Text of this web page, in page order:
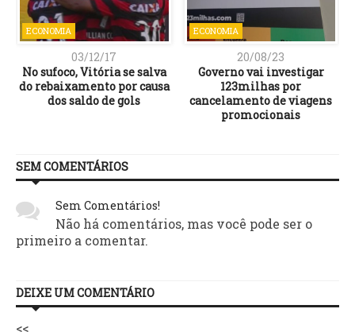
ECONOMIA
03/12/17
No sufoco, Vitória se salva
do rebaixamento por causa
dos saldo de gols
ECONOMIA
20/08/23
Governo vai investigar
123milhas por
cancelamento de viagens
promocionais
SEM COMENTÁRIOS
Sem Comentários!
Não há comentários, mas você pode ser o
primeiro a comentar.
DEIXE UM COMENTÁRIO
<<